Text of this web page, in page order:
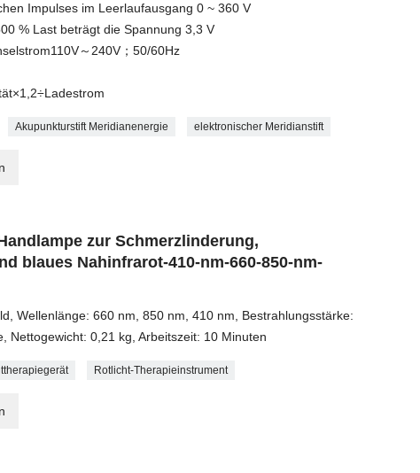
Impulses im Leerlaufausgang 0 ~ 360 V
% Last beträgt die Spannung 3,3 V
～240V；50/60Hz
Akupunkturstift Meridianenergie elektronischer Meridianstift
zur Schmerzlinderung,
blaues Nahinfrarot-410-nm-660-850-nm-
Wellenlänge: 660 nm, 850 nm, 410 nm, Bestrahlungsstärke:
Nettogewicht: 0,21 kg, Arbeitszeit: 10 Minuten
Rotlicht-Therapieinstrument